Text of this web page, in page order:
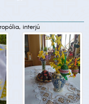
interjú